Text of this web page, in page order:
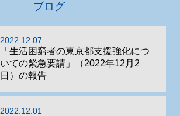
ブログ
2022.12.07
「生活困窮者の東京都支援強化につ
いての緊急要請」（2022年12月2
日）の報告
2022.12.01